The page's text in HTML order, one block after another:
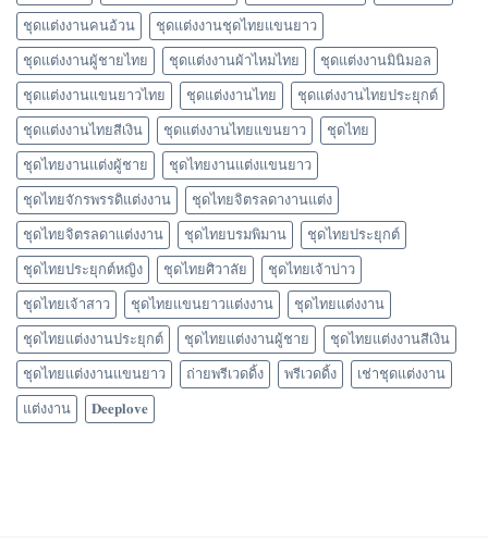
ชุดแต่งงานคนอ้วน ชุดแต่งงานชุดไทยแขนยาว
ชุดแต่งงานผู้ชายไทย ชุดแต่งงานผ้าไหมไทย ชุดแต่งงานมินิมอล
ชุดแต่งงานแขนยาวไทย ชุดแต่งงานไทย ชุดแต่งงานไทยประยุกต์
ชุดแต่งงานไทยสีเงิน ชุดแต่งงานไทยแขนยาว ชุดไทย
ชุดไทยงานแต่งผู้ชาย ชุดไทยงานแต่งแขนยาว
ชุดไทยจักรพรรดิแต่งงาน ชุดไทยจิตรลดางานแต่ง
ชุดไทยจิตรลดาแต่งงาน ชุดไทยบรมพิมาน ชุดไทยประยุกต์
ชุดไทยประยุกต์หญิง ชุดไทยศิวาลัย ชุดไทยเจ้าบ่าว
ชุดไทยเจ้าสาว ชุดไทยแขนยาวแต่งงาน ชุดไทยแต่งงาน
ชุดไทยแต่งงานประยุกต์ ชุดไทยแต่งงานผู้ชาย ชุดไทยแต่งงานสีเงิน
ชุดไทยแต่งงานแขนยาว ถ่ายพรีเวดดิ้ง พรีเวดดิ้ง เช่าชุดแต่งงาน
แต่งงาน 𝐃𝐞𝐞𝐩𝐥𝐨𝐯𝐞